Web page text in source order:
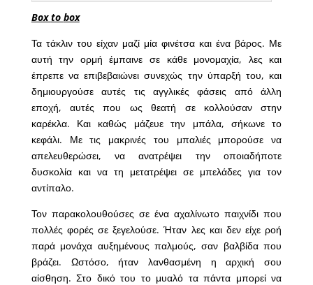
Boxto box
Τα τάκλιν του είχαν μαζί μία φινέτσα και ένα βάρος. Με
αυτή την ορμή έμπαινε σε κάθε μονομαχία, λες και
έπρεπε να επιβεβαιώνει συνεχώς την ύπαρξή του, και
δημιουργούσε αυτές τις αγγλικές φάσεις από άλλη
εποχή, αυτές που ως θεατή σε κολλούσαν στην
καρέκλα. Και καθώς μάζευε την μπάλα, σήκωνε το
κεφάλι. Με τις μακρινές του μπαλιές μπορούσε να
απελευθερώσει, να ανατρέψει την οποιαδήποτε
δυσκολία και να τη μετατρέψει σε μπελάδες για τον
αντίπαλο.
Τον παρακολουθούσες σε ένα αχαλίνωτο παιχνίδι που
πολλές φορές σε ξεγελούσε. Ήταν λες και δεν είχε ροή
παρά μονάχα αυξημένους παλμούς, σαν βαλβίδα που
βράζει. Ωστόσο, ήταν λανθασμένη η αρχική σου
αίσθηση. Στο δικό του το μυαλό τα πάντα μπορεί να